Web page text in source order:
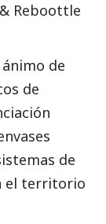
& Reboottle
de
de
de
el territorio